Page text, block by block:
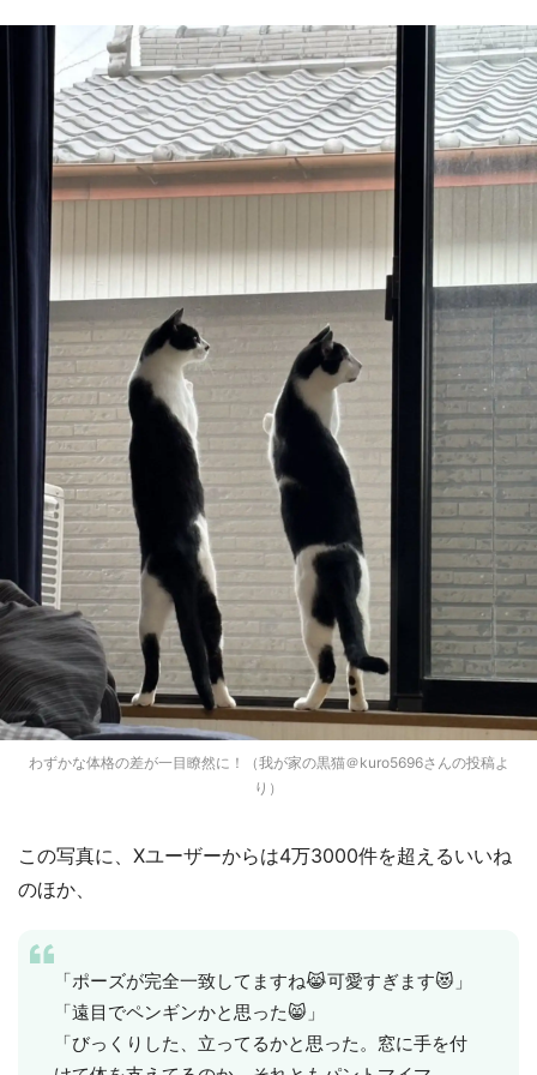
わずかな体格の差が一目瞭然に！（我が家の黒猫＠kuro5696さんの投稿よ
り）
この写真に、Xユーザーからは4万3000件を超えるいいね
のほか、
「ポーズが完全一致してますね😹可愛すぎます😻」
「遠目でペンギンかと思った😸」
「びっくりした、立ってるかと思った。窓に手を付